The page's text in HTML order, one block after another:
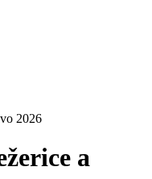
2026
a